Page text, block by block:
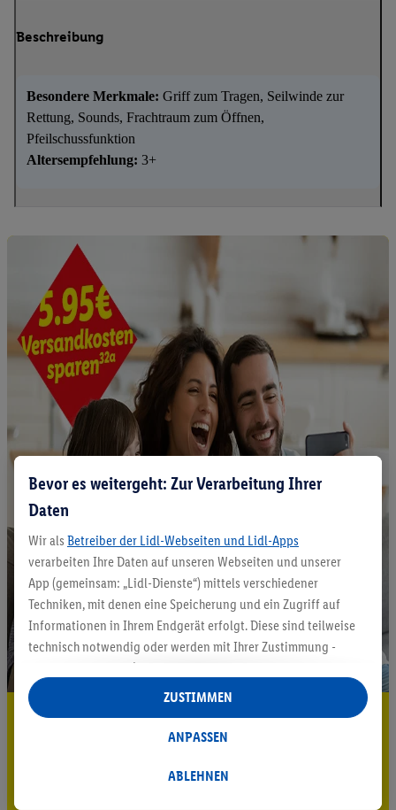
Beschreibung
Besondere Merkmale: Griff zum Tragen, Seilwinde zur
Rettung, Sounds, Frachtraum zum Öffnen,
Pfeilschussfunktion
Altersempfehlung: 3+
5.95 € Versand sparen³²ᵃ
Bevor es weitergeht: Zur Verarbeitung Ihrer
Daten
Wir als Betreiber der Lidl-Webseiten und Lidl-Apps
verarbeiten Ihre Daten auf unseren Webseiten und unserer
App (gemeinsam: „Lidl-Dienste“) mittels verschiedener
Techniken, mit denen eine Speicherung und ein Zugriff auf
Informationen in Ihrem Endgerät erfolgt. Diese sind teilweise
technisch notwendig oder werden mit Ihrer Zustimmung -
auch durch Partner (u.a.
Verantwortliche; im Zusammenhang mit dem IAB TCF
insgesamt
Statistik-Erstellung oder für personalisierte Werbung
Datenverarbeitungen für personalisierte Werbung werden
ABLEHNEN
ANPASSEN
ZUSTIMMEN